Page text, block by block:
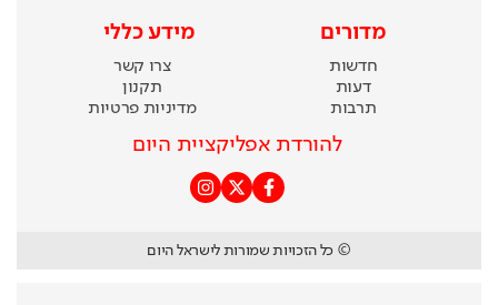
מדורים
חדשות
דעות
תרבות
מידע כללי
צרו קשר
תקנון
מדיניות פרטיות
להורדת אפליקציית היום
© כל הזכויות שמורות לישראל היום